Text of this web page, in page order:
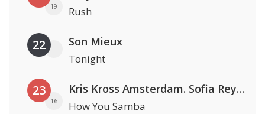
19 Rush
22 Son Mieux
Tonight
23
16
Kris Kross Amsterdam. Sofia Reyes & Tinie Tempah
How You Samba